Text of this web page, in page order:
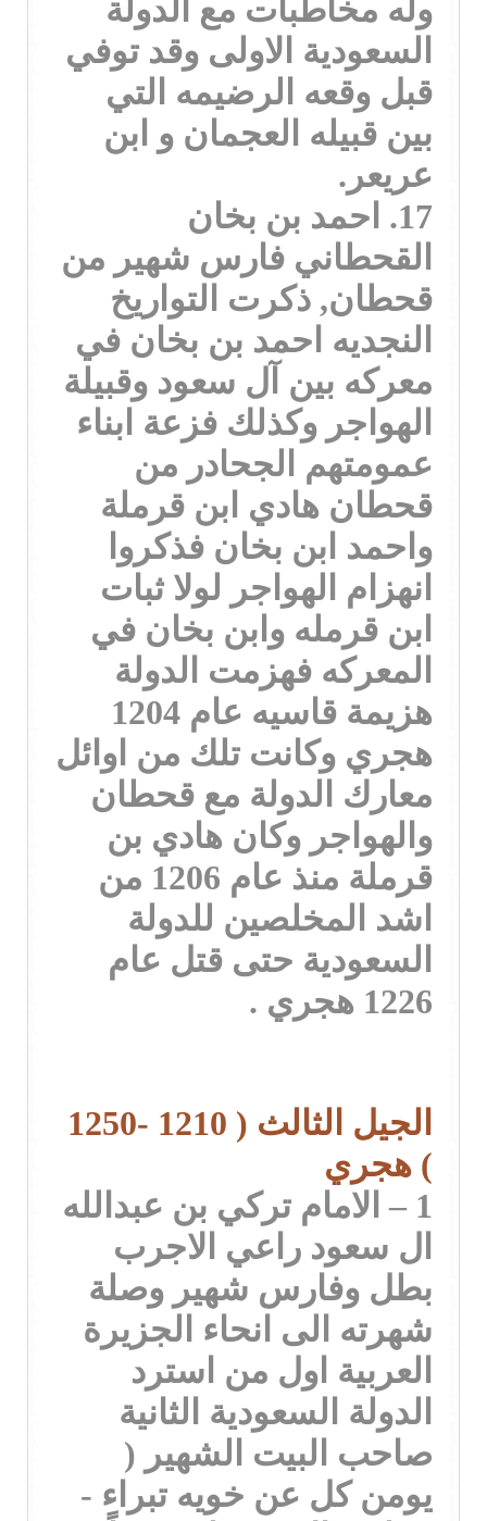
وله مخاطبات مع الدولة
السعودية الاولى وقد توفي
قبل وقعه الرضيمه التي
بين قبيله العجمان و ابن
عريعر.
17. احمد بن بخان
القحطاني فارس شهير من
قحطان, ذكرت التواريخ
النجديه احمد بن بخان في
معركه بين آل سعود وقبيلة
الهواجر وكذلك فزعة ابناء
عمومتهم الجحادر من
قحطان هادي ابن قرملة
واحمد ابن بخان فذكروا
انهزام الهواجر لولا ثبات
ابن قرمله وابن بخان في
المعركه فهزمت الدولة
هزيمة قاسيه عام 1204
هجري وكانت تلك من اوائل
معارك الدولة مع قحطان
والهواجر وكان هادي بن
قرملة منذ عام 1206 من
اشد المخلصين للدولة
السعودية حتى قتل عام
1226 هجري .
الجيل الثالث ( 1210 -1250
) هجري
1 – الامام تركي بن عبدالله
ال سعود راعي الاجرب
بطل وفارس شهير وصلة
شهرته الى انحاء الجزيرة
العربية اول من استرد
الدولة السعودية الثانية
صاحب البيت الشهير (
يومن كل عن خويه تبراء -